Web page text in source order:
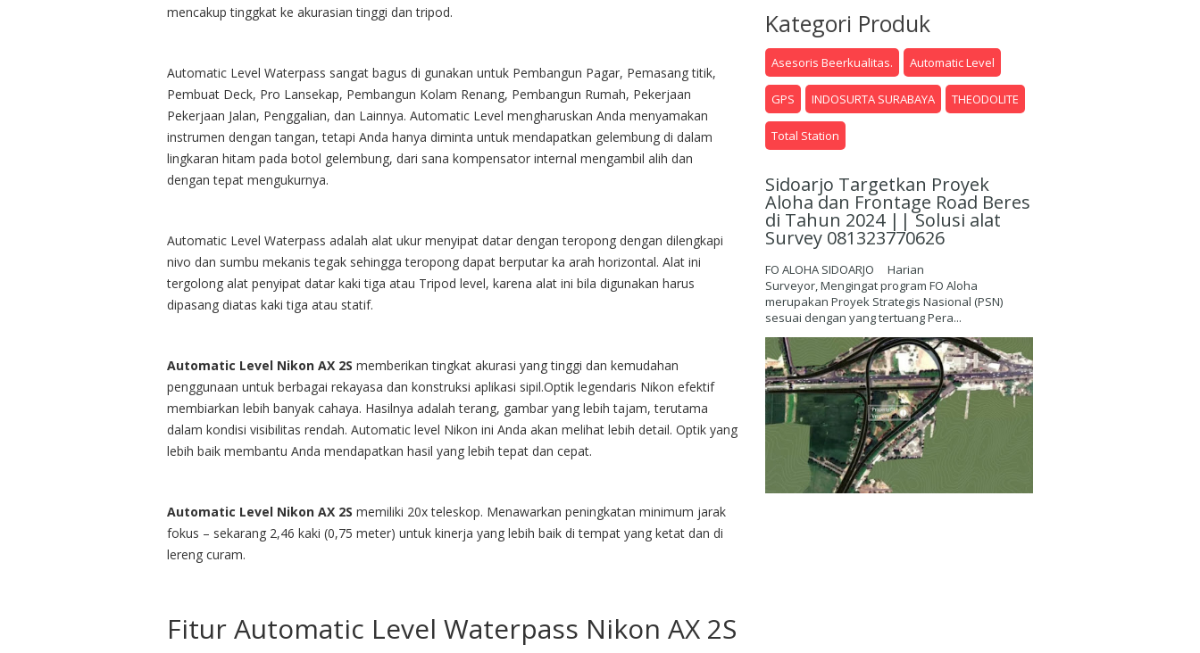
mencakup tinggkat ke akurasian tinggi dan tripod.
Automatic Level Waterpass sangat bagus di gunakan untuk Pembangun Pagar, Pemasang titik,
Pembuat Deck, Pro Lansekap, Pembangun Kolam Renang, Pembangun Rumah, Pekerjaan
Pekerjaan Jalan, Penggalian, dan Lainnya. Automatic Level mengharuskan Anda menyamakan
instrumen dengan tangan, tetapi Anda hanya diminta untuk mendapatkan gelembung di dalam
lingkaran hitam pada botol gelembung, dari sana kompensator internal mengambil alih dan
dengan tepat mengukurnya.
Automatic Level Waterpass adalah alat ukur menyipat datar dengan teropong dengan dilengkapi
nivo dan sumbu mekanis tegak sehingga teropong dapat berputar ka arah horizontal. Alat ini
tergolong alat penyipat datar kaki tiga atau Tripod level, karena alat ini bila digunakan harus
dipasang diatas kaki tiga atau statif.
Automatic Level Nikon AX 2S memberikan tingkat akurasi yang tinggi dan kemudahan
penggunaan untuk berbagai rekayasa dan konstruksi aplikasi sipil.Optik legendaris Nikon efektif
membiarkan lebih banyak cahaya. Hasilnya adalah terang, gambar yang lebih tajam, terutama
dalam kondisi visibilitas rendah. Automatic level Nikon ini Anda akan melihat lebih detail. Optik yang
lebih baik membantu Anda mendapatkan hasil yang lebih tepat dan cepat.
Automatic Level Nikon AX 2S memiliki 20x teleskop. Menawarkan peningkatan minimum jarak
fokus – sekarang 2,46 kaki (0,75 meter) untuk kinerja yang lebih baik di tempat yang ketat dan di
lereng curam.
Fitur Automatic Level Waterpass Nikon AX 2S
Kategori Produk
Asesoris Beerkualitas. Automatic Level
GPS INDOSURTA SURABAYA THEODOLITE
Total Station
Sidoarjo Targetkan Proyek
Aloha dan Frontage Road Beres
di Tahun 2024 || Solusi alat
Survey 081323770626
FO ALOHA SIDOARJO Harian
Surveyor, Mengingat program FO Aloha
merupakan Proyek Strategis Nasional (PSN)
sesuai dengan yang tertuang Pera...